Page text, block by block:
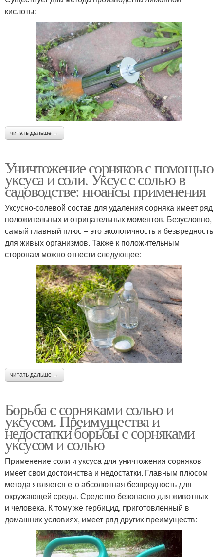
кислоты:
читать дальше →
Уничтожение сорняков с помощью
уксуса и соли. Уксус с солью в
садоводстве: нюансы применения
Уксусно-солевой состав для удаления сорняка имеет ряд
положительных и отрицательных моментов. Безусловно,
самый главный плюс – это экологичность и безвредность
для живых организмов. Также к положительным
сторонам можно отнести следующее:
читать дальше →
Борьба с сорняками солью и
уксусом. Преимущества и
недостатки борьбы с сорняками
уксусом и солью
Применение соли и уксуса для уничтожения сорняков
имеет свои достоинства и недостатки. Главным плюсом
метода является его абсолютная безвредность для
окружающей среды. Средство безопасно для животных
и человека. К тому же гербицид, приготовленный в
домашних условиях, имеет ряд других преимуществ: